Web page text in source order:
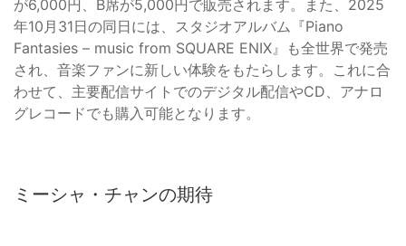
が6,000円、B席が5,000円で販売されます。また、2025
年10月31日の同日には、スタジオアルバム『Piano
Fantasies – music from SQUARE ENIX』も全世界で発売
され、音楽ファンに新しい体験をもたらします。これに合
わせて、主要配信サイトでのデジタル配信やCD、アナロ
グレコードでも購入可能となります。
ミーシャ・チャンの期待